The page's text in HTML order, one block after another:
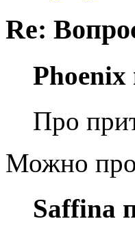
Re:
Про
Можно про
Saffina